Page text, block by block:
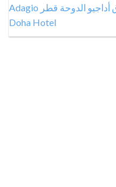
فندق أداجيو الدوحة قطر Adagio
Doha Hotel